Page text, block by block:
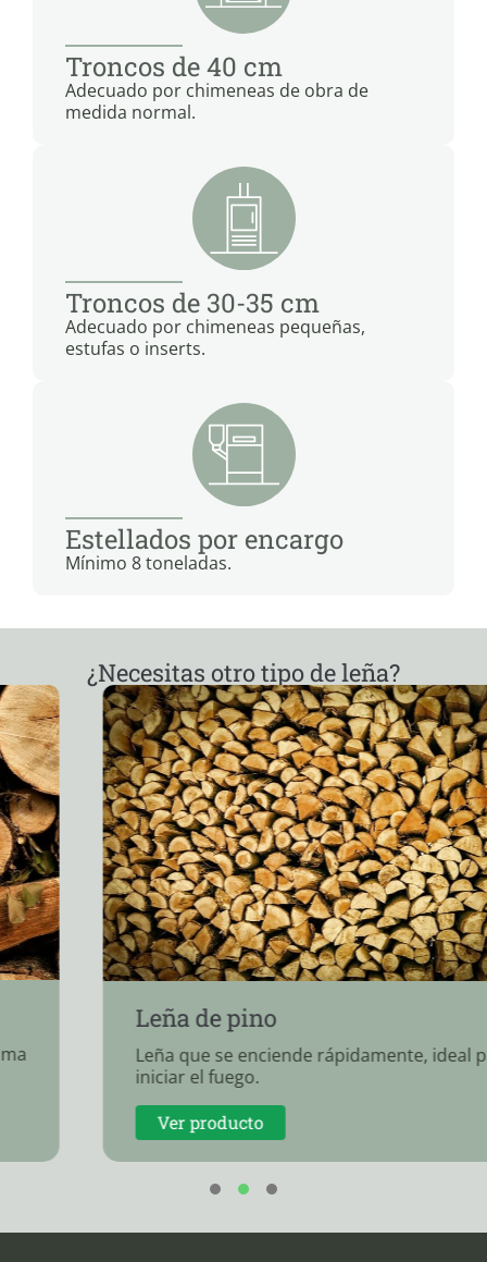
Troncos de 40 cm
Adecuado por chimeneas de obra de
medida normal.
Troncos de 30-35 cm
Adecuado por chimeneas pequeñas,
estufas o inserts.
Estellados por encargo
Mínimo 8 toneladas.
¿Necesitas otro tipo de leña?​
Leña de pino
Leña que se enciende rápidamente, ideal para
iniciar el fuego.
Ver producto